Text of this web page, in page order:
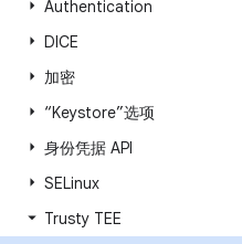
Authentication
DICE
加密
“Keystore”选项
身份凭据 API
SELinux
Trusty TEE